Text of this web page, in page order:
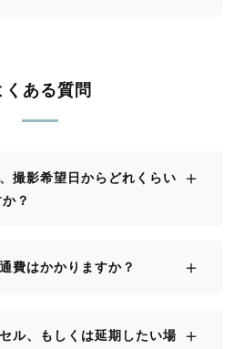
くある質問
撮影希望日からどれくらい
？
＋
費はかかりますか？ ＋
ル、もしくは延期したい場
＋